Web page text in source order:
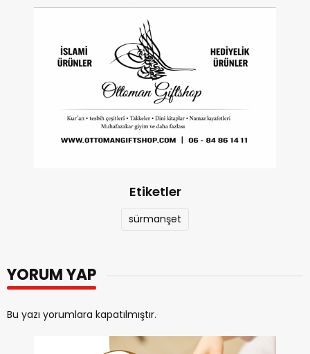
Etiketler
sürmanşet
YORUM YAP
Bu yazı yorumlara kapatılmıştır.